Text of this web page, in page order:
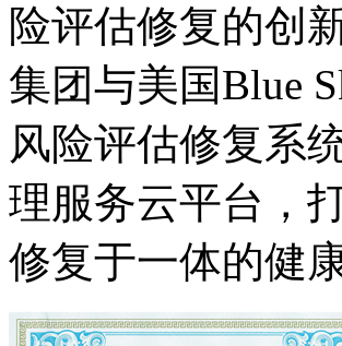
险评估修复的创
集团与美国Blue
风险评估修复系
理服务云平台，
修复于一体的健